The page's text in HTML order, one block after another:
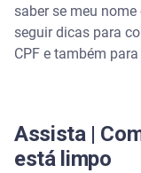
Por que a
A dívida não
saber se meu
seguir dicas para
CPF e também
Assista |
está limpo